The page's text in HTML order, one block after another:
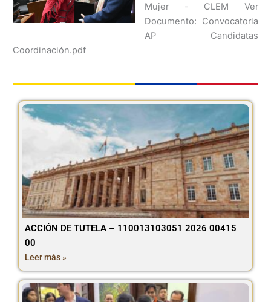
Mujer - CLEM Ver
Documento: Convocatoria
AP Candidatas
Coordinación.pdf
ACCIÓN DE TUTELA – 110013103051 2026 00415
00
Leer más »